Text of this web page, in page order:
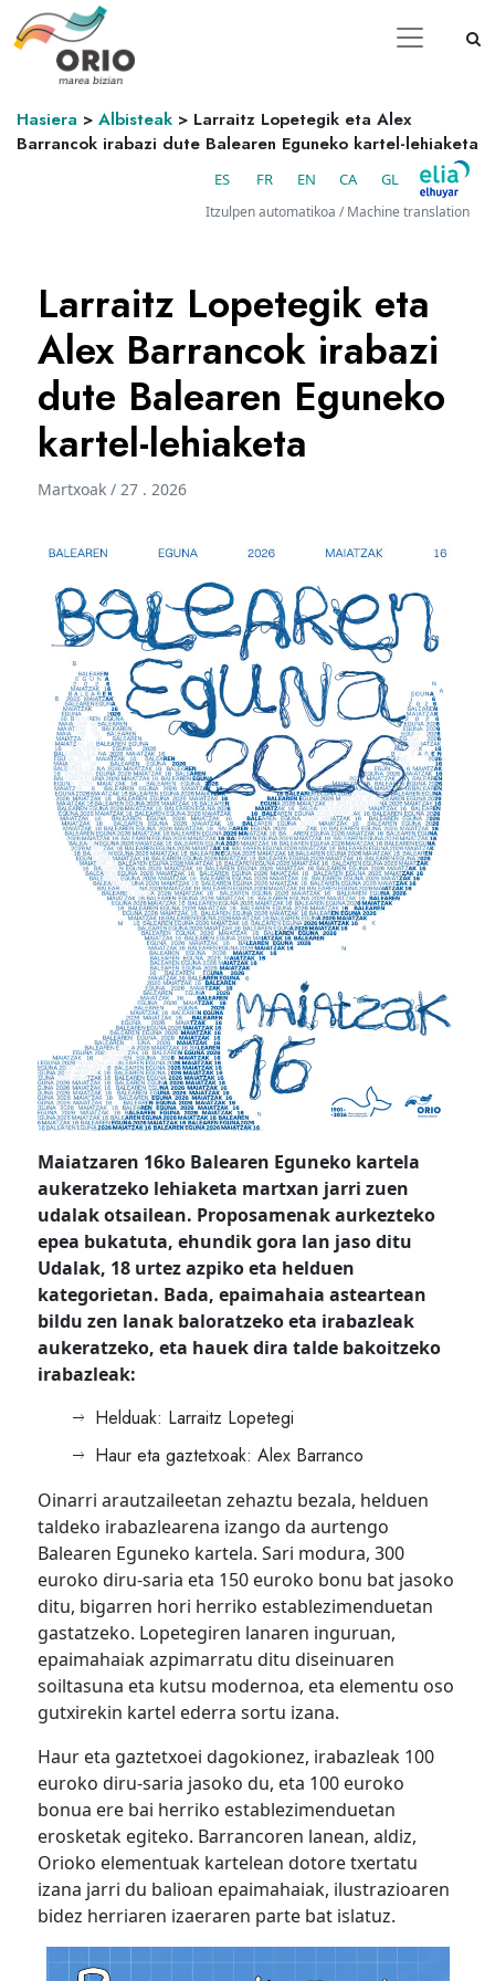
Hasiera > Albisteak > Larraitz Lopetegik eta Alex
Barrancok irabazi dute Balearen Eguneko kartel-lehiaketa
ES FR EN CA GL
Itzulpen automatikoa / Machine translation
Larraitz Lopetegik eta
Alex Barrancok irabazi
dute Balearen Eguneko
kartel-lehiaketa
Martxoak / 27 . 2026
Maiatzaren 16ko Balearen Eguneko kartela
aukeratzeko lehiaketa martxan jarri zuen
udalak otsailean. Proposamenak aurkezteko
epea bukatuta, ehundik gora lan jaso ditu
Udalak, 18 urtez azpiko eta helduen
kategorietan. Bada, epaimahaia asteartean
bildu zen lanak baloratzeko eta irabazleak
aukeratzeko, eta hauek dira talde bakoitzeko
irabazleak:
Helduak: Larraitz Lopetegi
Haur eta gaztetxoak: Alex Barranco
Oinarri arautzaileetan zehaztu bezala, helduen
taldeko irabazlearena izango da aurtengo
Balearen Eguneko kartela. Sari modura, 300
euroko diru-saria eta 150 euroko bonu bat jasoko
ditu, bigarren hori herriko establezimenduetan
gastatzeko. Lopetegiren lanaren inguruan,
epaimahaiak azpimarratu ditu diseinuaren
soiltasuna eta kutsu modernoa, eta elementu oso
gutxirekin kartel ederra sortu izana.
Haur eta gaztetxoei dagokionez, irabazleak 100
euroko diru-saria jasoko du, eta 100 euroko
bonua ere bai herriko establezimenduetan
erosketak egiteko. Barrancoren lanean, aldiz,
Orioko elementuak kartelean dotore txertatu
izana jarri du balioan epaimahaiak, ilustrazioaren
bidez herriaren izaeraren parte bat islatuz.